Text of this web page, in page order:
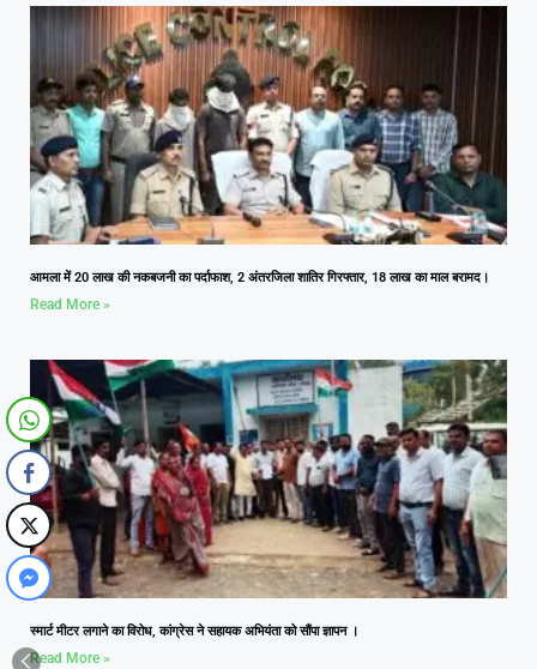
आमला में 20 लाख की नकबजनी का पर्दाफाश, 2 अंतरजिला शातिर गिरफ्तार, 18 लाख का माल बरामद।
Read More »
स्मार्ट मीटर लगाने का विरोध, कांग्रेस ने सहायक अभियंता को सौंपा ज्ञापन ।
Read More »